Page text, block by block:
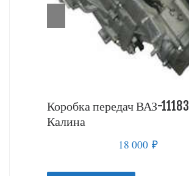
Коробка передач ВАЗ-11183
Калина
18 000₽